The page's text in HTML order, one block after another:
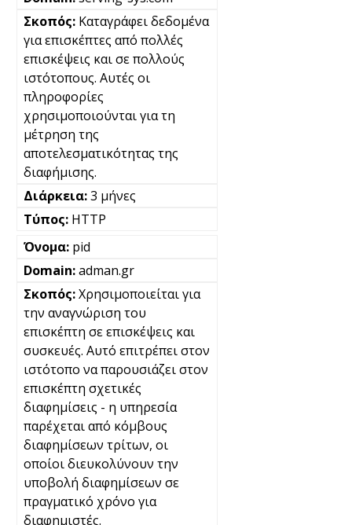
Καταγράφει δεδομένα
για επισκέπτες από πολλές
επισκέψεις και σε πολλούς
ιστότοπους. Αυτές οι
πληροφορίες
χρησιμοποιούνται για τη
μέτρηση της
αποτελεσματικότητας της
διαφήμισης.
3 μήνες
HTTP
pid
adman.gr
Χρησιμοποιείται για
την αναγνώριση του
επισκέπτη σε επισκέψεις και
συσκευές. Αυτό επιτρέπει στον
ιστότοπο να παρουσιάζει στον
επισκέπτη σχετικές
διαφημίσεις - η υπηρεσία
παρέχεται από κόμβους
διαφημίσεων τρίτων, οι
οποίοι διευκολύνουν την
υποβολή διαφημίσεων σε
πραγματικό χρόνο για
διαφημιστές.